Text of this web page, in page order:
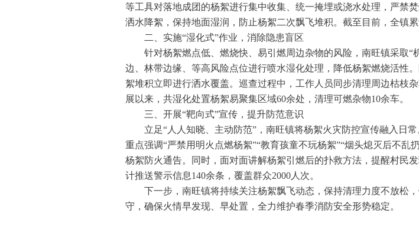
等工具对落地成团的杨絮进行集中收集、统一掩埋或浇水处理，严禁
洒水降絮，保持地面湿润，防止杨絮二次飘飞堆积。截至目前，全镇
二、实施“湿化式”作业，消除隐患盲区
针对杨絮燃点低、燃烧快、易引燃周边杂物的风险，南旺镇采取
边、林带边缘、等高风险点位进行喷水湿化处理，降低杨絮燃烧活性
絮堆积立即进行洒水覆盖。巡查过程中，工作人员同步清理周边枯枝
展以来，共湿化处置杨絮易聚集区域60余处，清理可燃杂物10余车。
三、开展“靶向式”宣传，提升防范意识
立足“人人知晓、主动防范”，南旺镇将杨絮火灾防控宣传融入日
重点强调“严禁用明火点燃杨絮”“教育孩童不玩杨絮”“烟头熄灭后不
杨絮防火通告。同时，面对面讲解杨絮引燃后的扑救方法，提醒村民
计推送警示信息140余条，覆盖群众2000人次。
下一步，南旺镇将持续关注杨絮飘飞动态，保持清理力度不放松
守，确保火情早发现、早处置，全力维护春季消防安全形势稳定。